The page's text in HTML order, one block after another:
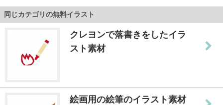
同じカテゴリの無料イラスト
クレヨンで落書きをしたイラ
スト素材
絵画用の絵筆のイラスト素材